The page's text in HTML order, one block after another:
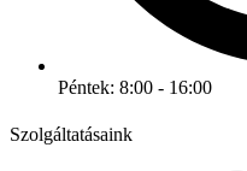
Péntek: 8:00 - 16:00
Szolgáltatásaink